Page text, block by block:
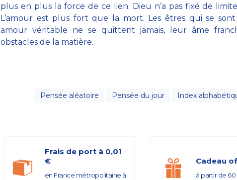
plus en plus la force de ce lien. Dieu n’a pas fixé de
L’amour est plus fort que la mort. Les êtres qui se sont
amour véritable ne se quittent jamais, leur âme
obstacles de la matière.
Pensée aléatoire Pensée du jour Index
Frais de port à 0,01
€
en France métropolitaine à
Cadeau
à partir de